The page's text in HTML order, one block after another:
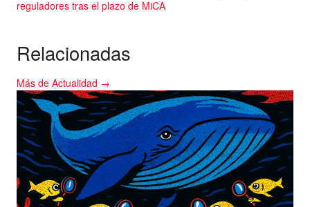
reguladores tras el plazo de MiCA
Relacionadas
Más de Actualidad →